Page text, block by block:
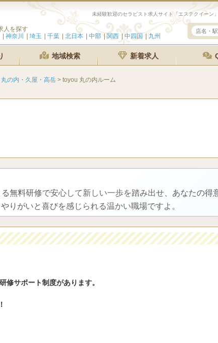
未経験歓迎のセラピスト求人サイト「エステクイー
人を探す
神奈川 埼玉 千葉 北日本 中部 関西 中四国 九州
地域検索 新着求人
丸の内・久屋・高岳 > toyou 丸の内ルーム
無料研修で安心して新しい一歩を踏み出せ、あなたの得
りがいと喜びを感じられる温かい職場ですよ。
修サポート制度があります。